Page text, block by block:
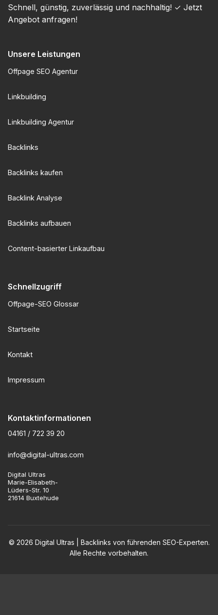
Schnell, günstig, zuverlässig und nachhaltig! ✓ Jetzt
Angebot anfragen!
Unsere Leistungen
Offpage SEO Agentur
Linkbuilding
Linkbuilding Agentur
Backlinks
Backlinks kaufen
Backlink Analyse
Backlinks aufbauen
Content-basierter Linkaufbau
Schnellzugriff
Offpage-SEO Glossar
Startseite
Kontakt
Impressum
Kontaktinformationen
04161 / 722 39 20
info@digital-ultras.com
Digital Ultras
Marie-Elisabeth-
Lüders-Str. 10
21614 Buxtehude
© 2026 Digital Ultras | Backlinks von führenden SEO-Experten.
Alle Rechte vorbehalten.